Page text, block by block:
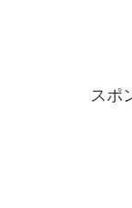
スポ